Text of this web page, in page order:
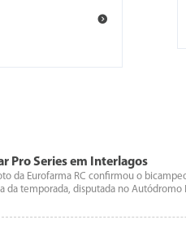
Pro Series em Interlagos
da Eurofarma RC confirmou o
da temporada, disputada no